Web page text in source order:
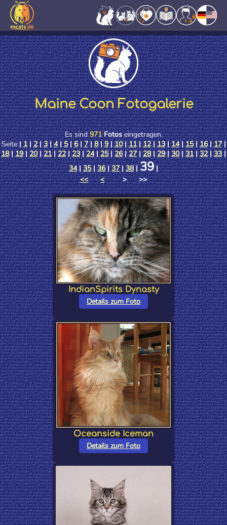
Maine Coon Fotogalerie
Es sind971Fotoseingetragen.
Seite|1|2|3|4|5|6|7|8|9|10|11|12|13|14|15|16|17|
18|19|20|21|22|23|24|25|26|27|28|29|30|31|32|33|
34|35|36|37|38|39|
<<
<> >>
IndianSpirits Dynasty
Details zum Foto
Oceanside Iceman
Details zum Foto